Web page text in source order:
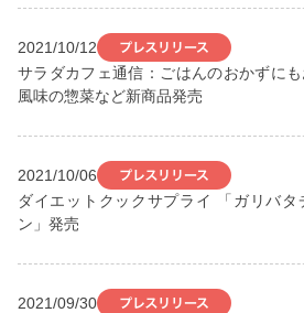
2021/10/12
サラダカフェ通信：ごはんのおかずに
風味の惣菜など新商品発売
2021/10/06
ダイエットクックサプライ 「ガリバ
ン」発売
2021/09/30